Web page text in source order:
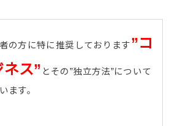
の方に特に推奨しております”コ
ス” とその”独立方法”について
ます。